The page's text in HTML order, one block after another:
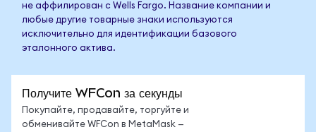
не аффилирован с Wells Fargo. Название компании и
любые другие товарные знаки используются
исключительно для идентификации базового
эталонного актива.
Получите WFCon за секунды
Покупайте, продавайте, торгуйте и
обменивайте WFCon в MetaMask —